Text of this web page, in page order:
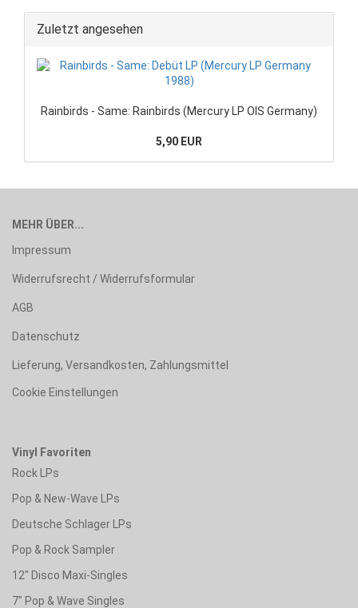
Zuletzt angesehen
Rainbirds - Same: Rainbirds (Mercury LP OIS Germany)
5,90 EUR
MEHR ÜBER...
Impressum
Widerrufsrecht / Widerrufsformular
AGB
Datenschutz
Lieferung, Versandkosten, Zahlungsmittel
Cookie Einstellungen
Vinyl Favoriten
Rock LPs
Pop & New-Wave LPs
Deutsche Schlager LPs
Pop & Rock Sampler
12" Disco Maxi-Singles
7" Pop & Wave Singles